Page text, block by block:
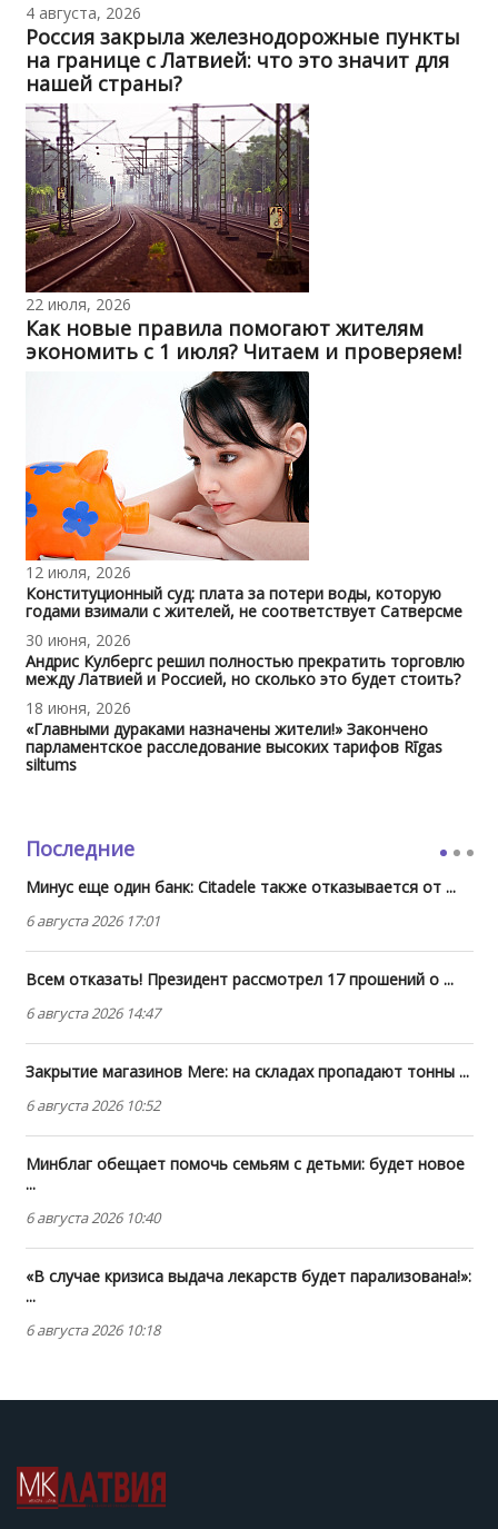
4 августа, 2026
Россия закрыла железнодорожные пункты
на границе с Латвией: что это значит для
нашей страны?
22 июля, 2026
Как новые правила помогают жителям
экономить с 1 июля? Читаем и проверяем!
12 июля, 2026
Конституционный суд: плата за потери воды, которую
годами взимали с жителей, не соответствует Сатверсме
30 июня, 2026
Андрис Кулбергс решил полностью прекратить торговлю
между Латвией и Россией, но сколько это будет стоить?
18 июня, 2026
«Главными дураками назначены жители!» Закончено
парламентское расследование высоких тарифов Rīgas
siltums
Последние
Минус еще один банк: Citadele также отказывается от ...
6 августа 2026 17:01
Всем отказать! Президент рассмотрел 17 прошений о ...
6 августа 2026 14:47
Закрытие магазинов Mere: на складах пропадают тонны ...
6 августа 2026 10:52
Минблаг обещает помочь семьям с детьми: будет новое
...
6 августа 2026 10:40
«В случае кризиса выдача лекарств будет парализована!»:
...
6 августа 2026 10:18